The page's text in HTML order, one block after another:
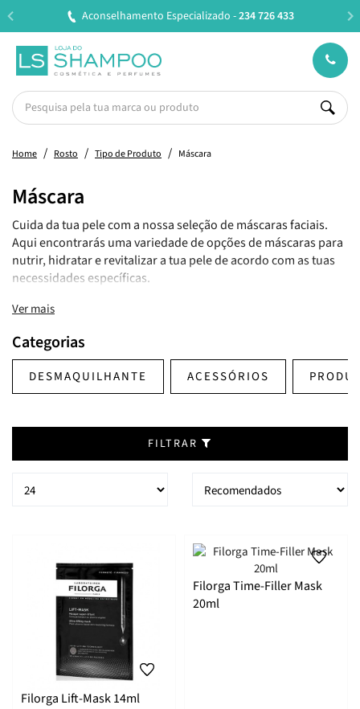
Entregas em 24H úteis.Oferta de portes a partir de
Home Rosto Tipo de Produto Máscara
Máscara
Cuida da tua pele com a nossa seleção de máscaras faciais.
Aqui encontrarás uma variedade de opções de máscaras para
nutrir, hidratar e revitalizar a tua pele de acordo com as tuas
necessidades específicas.
Ver mais
Categorias
DESMAQUILHANTE ACESSÓRIOS
FILTRAR
Filorga Lift-Mask 14ml
Filorga Time-Filler Mask
20ml